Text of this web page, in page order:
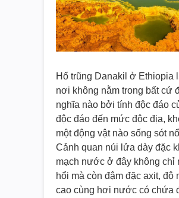
Hố trũng Danakil ở Ethiopia
nơi không nằm trong bất cứ
nghĩa nào bởi tính độc đáo
độc đáo đến mức độc địa,
một động vật nào sống sót
Cảnh quan núi lửa dày đặc
mạch nước ở đây không chỉ
hổi mà còn đậm đặc axit, độ
cao cùng hơi nước có chứa